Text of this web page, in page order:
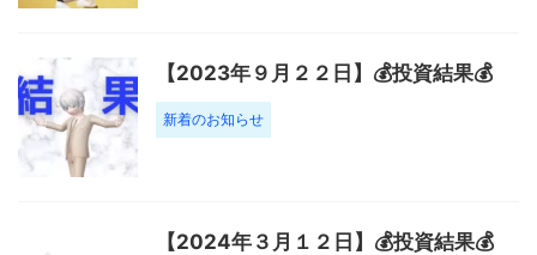
【2023年９月２２日】💰投資結果💰
新着のお知らせ
【2024年３月１２日】💰投資結果💰